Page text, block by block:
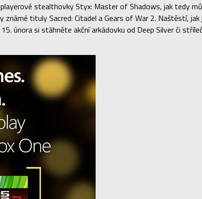
stealthovky Styx: Master of Shadows, jak tedy
tituly Sacred: Citadel a Gears of War 2. Naštěstí,
února si stáhněte akční arkádovku od Deep Silver či